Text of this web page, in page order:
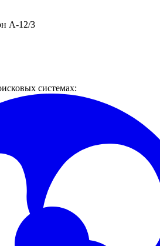
А-12/3
системах: